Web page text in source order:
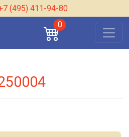
(495) 411-94-80
0